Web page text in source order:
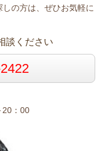
の方は、ぜひお気軽に
談ください
20：00